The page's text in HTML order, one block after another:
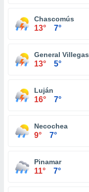
Chascomús
13° 7°
General Villegas
13° 5°
Luján
16° 7°
Necochea
9° 7°
Pinamar
11° 7°